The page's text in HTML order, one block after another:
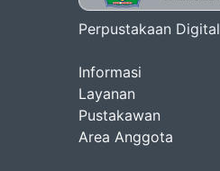
Perpustakaan Digital
Informasi
Layanan
Pustakawan
Area Anggota